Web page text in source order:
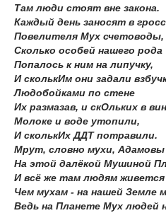
Там люди стоят вне закона.
Каждый день заносят в
Повелителя Мух счетоводы,
Сколько особей нашего рода
Попалось к ним на липучку,
И сколькИм они задали
Людобойками по стене
Их размазав, и скОльких в
Молоке и воде утопили,
И сколькИх ДДТ потравили.
Мрут, словно мухи,
На этой далёкой Мушиной
И всё же там людям живется
Чем мухам - на нашей Земле
Ведь на Планете Мух людей